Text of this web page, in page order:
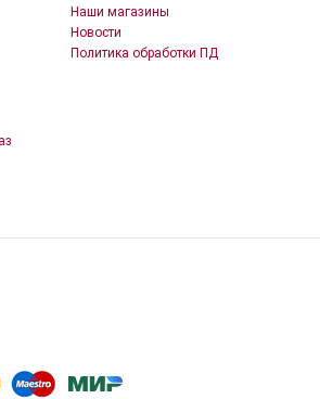
Наши магазины
Новости
Политика обработки ПД